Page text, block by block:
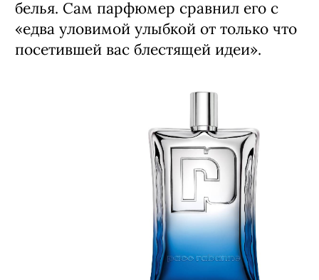
белья. Сам парфюмер сравнил его с
«едва уловимой улыбкой от только что
посетившей вас блестящей идеи».